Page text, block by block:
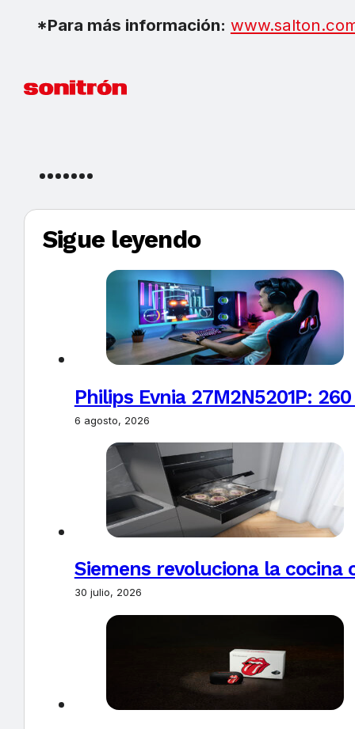
*Para más información:
Sigue leyendo
Philips Evnia 27M2N5201P:
6 agosto, 2026
Siemens revoluciona la
30 julio, 2026